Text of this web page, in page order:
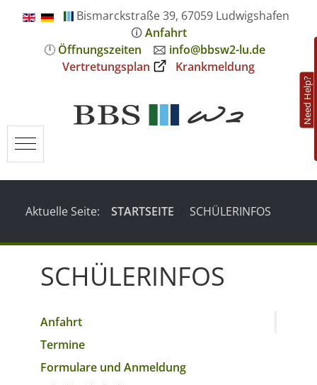
Bismarckstraße 39, 67059 Ludwigshafen
🛈Anfahrt
🕛 Öffnungszeiten 🖂 info@bbsw2-lu.de
Vertretungsplan
Krankmeldung
Need Help?
Mobile Menu Toggle
Aktuelle Seite: STARTSEITE SCHÜLERINFOS
SCHÜLERINFOS
Anfahrt
Termine
Formulare und Anmeldung